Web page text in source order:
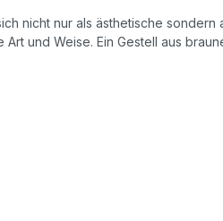
nicht nur als ästhetische
und Weise. Ein Gestell aus